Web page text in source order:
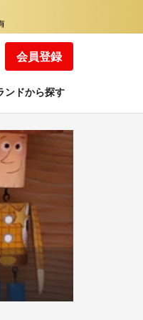
会員登録
ンドから探す